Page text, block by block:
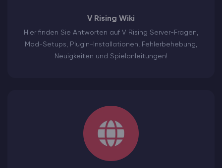
V Rising Wiki
Hier finden Sie Antworten auf V Rising Server-Fragen,
Mod-Setups, Plugin-Installationen, Fehlerbehebung,
Neuigkeiten und Spielanleitungen!